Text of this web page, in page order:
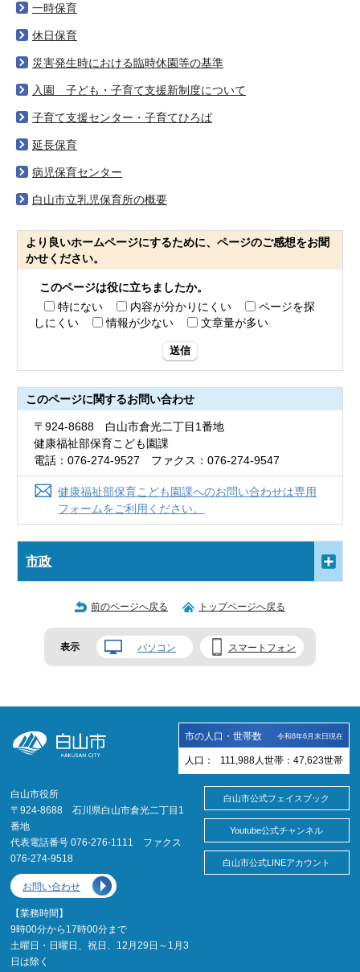
一時保育
休日保育
災害発生時における臨時休園等の基準
入園 子ども・子育て支援新制度について
子育て支援センター・子育てひろば
延長保育
病児保育センター
白山市立乳児保育所の概要
より良いホームページにするために、ページのご感想をお聞
かせください。
このページは役に立ちましたか。
特にない
内容が分かりにくい
ページを探
しにくい
情報が少ない 文章量が多い
送信
このページに関するお問い合わせ
〒924-8688 白山市倉光二丁目1番地
健康福祉部保育こども園課
電話：076-274-9527 ファクス：076-274-9547
健康福祉部保育こども園課へのお問い合わせは専用
フォームをご利用ください。
市政
前のページへ戻る トップページへ戻る
表示 パソコン スマートフォン
市の人口・世帯数 令和8年6月末日現在
人口： 111,988 人 世帯： 47,623世帯
白山市役所
〒924-8688 石川県白山市倉光二丁目1
番地
代表電話番号 076-276-1111 ファクス
076-274-9518
お問い合わせ
【業務時間】
9時00分から17時00分まで
土曜日・日曜日、祝日、12月29日～1月3
日は除く
白山市公式フェイスブック
Youtube公式チャンネル
白山市公式LINEアカウント